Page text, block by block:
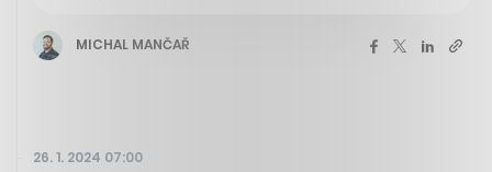
MICHAL MANČAŘ
26. 1. 2024 07:00